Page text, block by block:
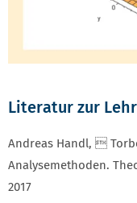
Literatur zur
Andreas Handl, 
Analysemethoden.
2017